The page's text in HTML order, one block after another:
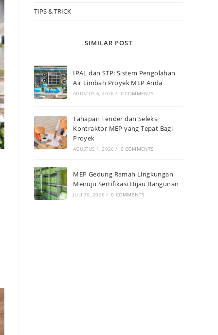
TIPS & TRICK
SIMILAR POST
IPAL dan STP: Sistem Pengolahan
Air Limbah Proyek MEP Anda
AGUSTUS 6, 2026 / 0 COMMENTS
Tahapan Tender dan Seleksi
Kontraktor MEP yang Tepat Bagi
Proyek
AGUSTUS 1, 2026 / 0 COMMENTS
MEP Gedung Ramah Lingkungan
Menuju Sertifikasi Hijau Bangunan
JULI 30, 2026 / 0 COMMENTS